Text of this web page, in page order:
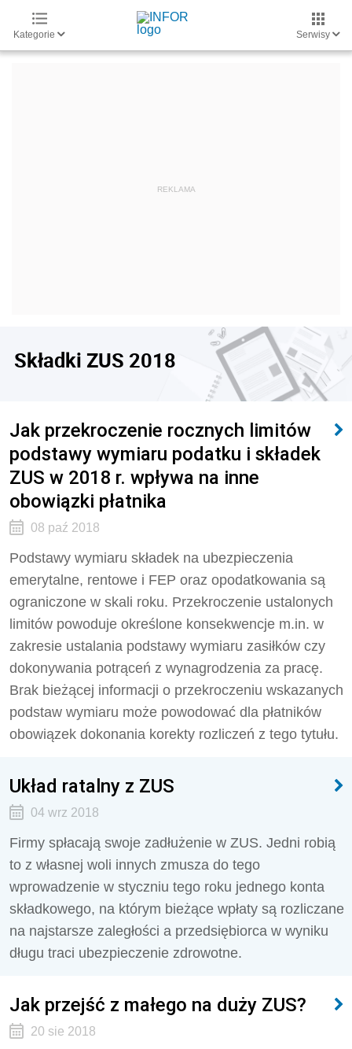
Kategorie Serwisy
Składki ZUS 2018
Jak przekroczenie rocznych limitów
podstawy wymiaru podatku i składek
ZUS w 2018 r. wpływa na inne
obowiązki płatnika
08 paź 2018
Podstawy wymiaru składek na ubezpieczenia
emerytalne, rentowe i FEP oraz opodatkowania są
ograniczone w skali roku. Przekroczenie ustalonych
limitów powoduje określone konsekwencje m.in. w
zakresie ustalania podstawy wymiaru zasiłków czy
dokonywania potrąceń z wynagrodzenia za pracę.
Brak bieżącej informacji o przekroczeniu wskazanych
podstaw wymiaru może powodować dla płatników
obowiązek dokonania korekty rozliczeń z tego tytułu.
Układ ratalny z ZUS
04 wrz 2018
Firmy spłacają swoje zadłużenie w ZUS. Jedni robią
to z własnej woli innych zmusza do tego
wprowadzenie w styczniu tego roku jednego konta
składkowego, na którym bieżące wpłaty są rozliczane
na najstarsze zaległości a przedsiębiorca w wyniku
długu traci ubezpieczenie zdrowotne.
Jak przejść z małego na duży ZUS?
20 sie 2018